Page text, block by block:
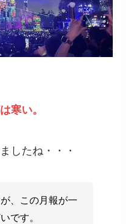
寒い。
したね・・・
、この月報が一
です。